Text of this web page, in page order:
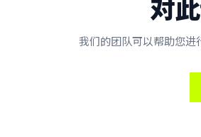
我们的团队可以帮助您进